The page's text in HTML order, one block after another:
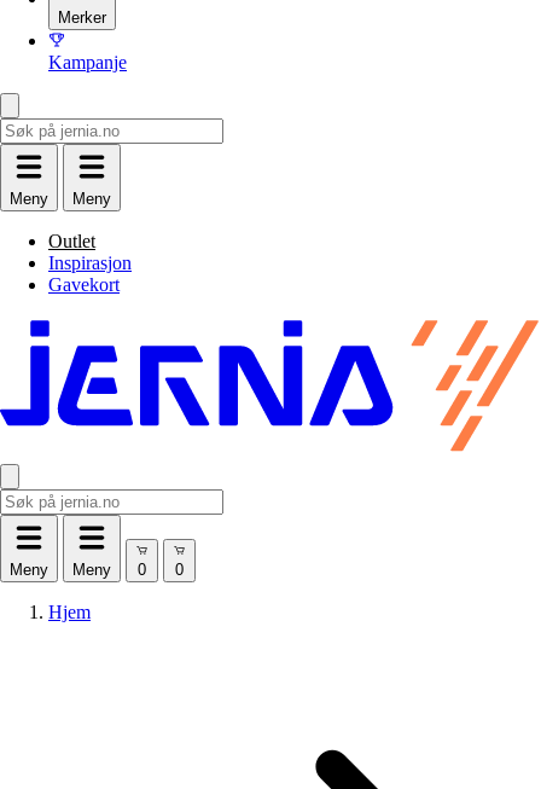
Merker
Kampanje
Meny Meny
Outlet
Inspirasjon
Gavekort
Meny Meny
Hjem